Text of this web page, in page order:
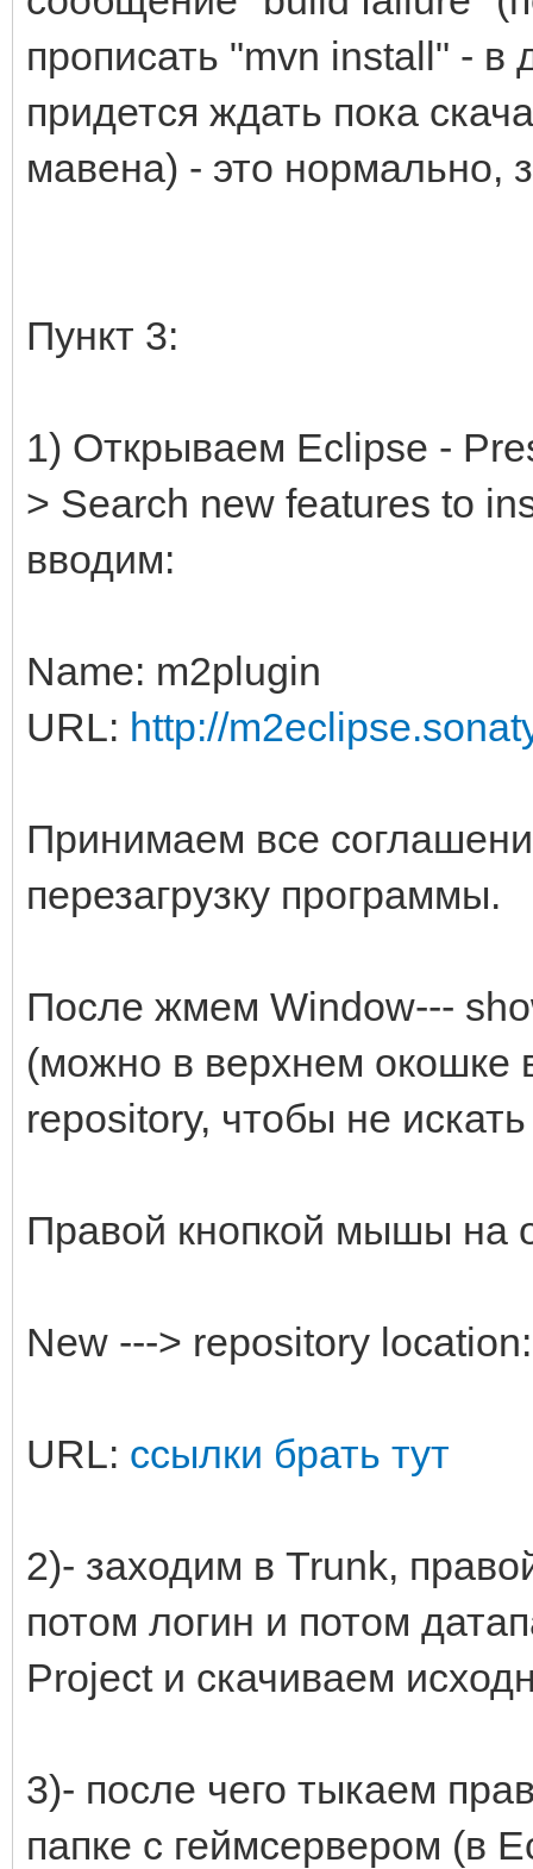
прописать "mvn install" -
придется ждать пока
мавена) - это нормально,
Пункт 3:
1) Открываем Eclipse -
> Search new features to
вводим:
Name: m2plugin
URL: http://
Принимаем все
перезагрузку программы.
После жмем Window---
(можно в верхнем окошке
repository, чтобы не
Правой кнопкой мышы на
New ---> repository location:
URL: ссылки брать тут
2)- заходим в Trunk,
потом логин и потом
Project и скачиваем
3)- после чего тыкаем
папке с геймсервером (в